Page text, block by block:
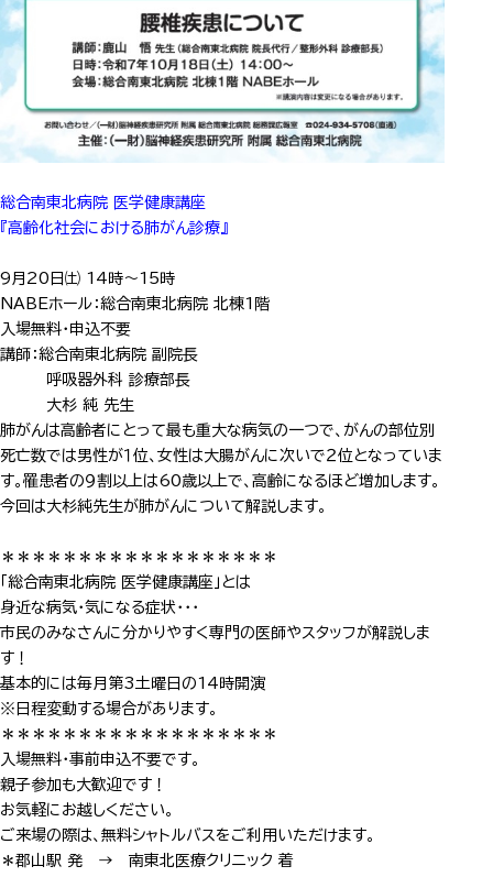
総合南東北病院 医学健康講座
『高齢化社会における肺がん診療 』
9月20日㈯ 14時～15時
NABEホール：総合南東北病院 北棟1階
入場無料・申込不要
講師：総合南東北病院 副院長
呼吸器外科 診療部長
大杉 純 先生
肺がんは高齢者にとって最も重大な病気の一つで、がんの部位別
死亡数では男性が１位、女性は大腸がんに次いで２位となっていま
す。罹患者の９割以上は60歳以上で、高齢になるほど増加します。
今回は大杉純先生が肺がんについて解説します。
＊＊＊＊＊＊＊＊＊＊＊＊＊＊＊＊＊＊
「総合南東北病院 医学健康講座」とは
身近な病気・気になる症状・・・
市民のみなさんに分かりやすく専門の医師やスタッフが解説しま
す！
基本的には毎月第3土曜日の14時開演
※日程変動する場合があります。
＊＊＊＊＊＊＊＊＊＊＊＊＊＊＊＊＊＊
入場無料・事前申込不要です。
親子参加も大歓迎です！
お気軽にお越しください。
ご来場の際は、無料シャトルバスをご利用いただけます。
＊郡山駅 発 → 南東北医療クリニック 着